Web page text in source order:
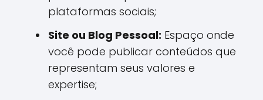
plataformas sociais;
Site ou Blog Pessoal: Espaço onde
você pode publicar conteúdos que
representam seus valores e
expertise;